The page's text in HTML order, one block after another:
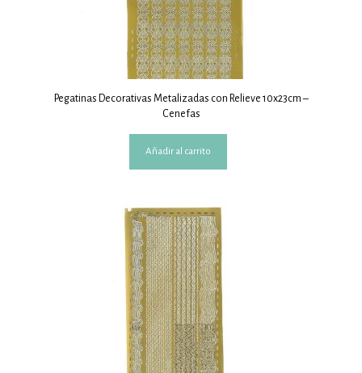
Pegatinas Decorativas Metalizadas con Relieve 10x23cm –
Cenefas
Añadir al carrito